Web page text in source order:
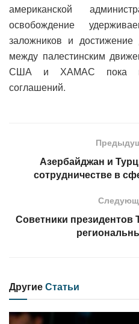
американской
освобождение
заложников и достижение
между палестинским
США и ХАМАС пока не
соглашений.
Азербайджан и
сотрудничестве в
Советники
ДругиеСтатьи